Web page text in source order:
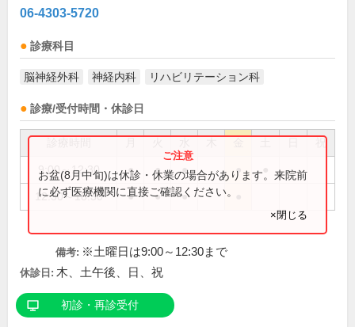
06-4303-5720
診療科目
脳神経外科 神経内科 リハビリテーション科
診療/受付時間・休診日
祝
9:00～12:30 ● ● ● ●
12:30～18:30 ● ● ●
お盆(8月中旬)は休診・休業の場合があります。来院前
に必ず医療機関に直接ご確認ください。
×閉じる
備考: ※土曜日は9:00～12:30まで
休診日: 木、土午後、日、祝
初診・再診受付